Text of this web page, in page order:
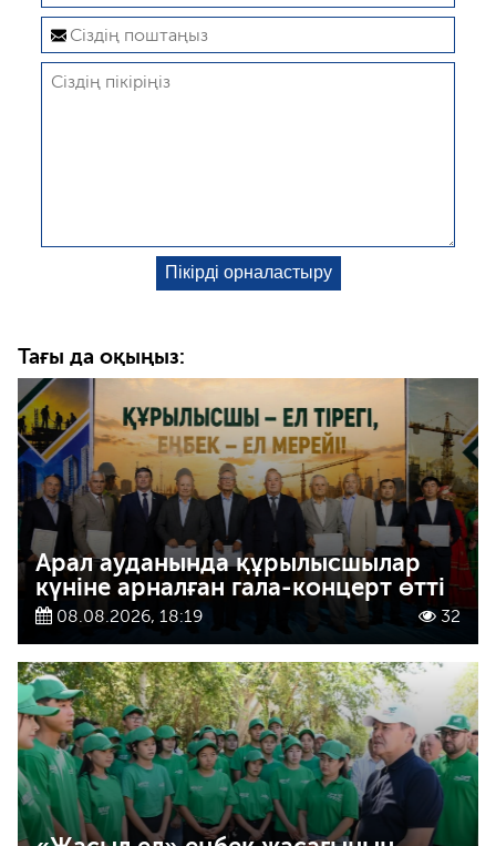
Тағы да оқыңыз:
Арал ауданында құрылысшылар
күніне арналған гала-концерт өтті
08.08.2026, 18:19 32